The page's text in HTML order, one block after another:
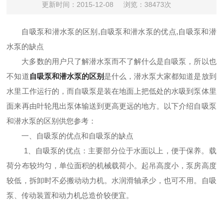
更新时间：2015-12-08 浏览：38473次
自吸泵和潜水泵的区别 ,自吸泵和潜水泵的优点,自吸泵和潜
水泵的缺点
大多数的用户只了解潜水泵而不了解什么是自吸泵，所以也
不知道自吸泵和潜水泵的区别 是什么，潜水泵大家都知道是放到
水里工作运行的，而自吸泵是装在地面上把低处的水吸到泵体里
面来再由叶轮甩出泵体输送到更高更远的地方。以下介绍自吸泵
和潜水泵的区别供您参考：
一、自吸泵的优点和自吸泵的缺点
1、自吸泵的优点： 主要部分位于水面以上，便于保养。载
荷分布较均匀，单位面积的机械载荷小。起吊高度小，泵房高度
较低，拆卸时不必搬动动力机。水润滑轴承少，也可不用。自吸
泵、传动装置和动力机总造价较便宜。